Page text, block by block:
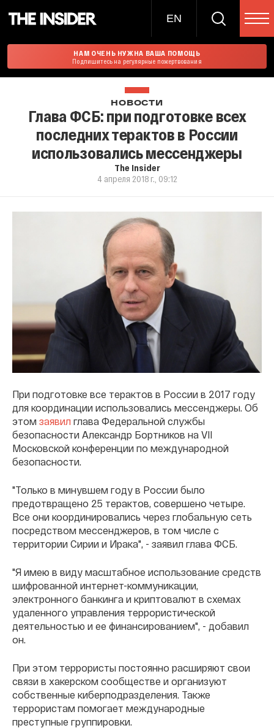
EN
НАМ ОЧЕНЬ НУЖНА ВАША ПОМОЩЬ
Подпишитесь на регулярные пожертвования
НОВОСТИ
Глава ФСБ: при подготовке всех
последних терактов в России
использовались мессенджеры
The Insider
4 апреля 2018 г., 09:12
При подготовке все терактов в России в 2017 году
для координации использовались мессенджеры. Об
этом заявил глава Федеральной службы
безопасности Александр Бортников на VII
Московской конференции по международной
безопасности.
"Только в минувшем году в России было
предотвращено 25 терактов, совершено четыре.
Все они координировались через глобальную сеть
посредством мессенджеров, в том числе с
территории Сирии и Ирака", - заявил глава ФСБ.
"Я имею в виду масштабное использование средств
шифрованной интернет-коммуникации,
электронного банкинга и криптовалют в схемах
удаленного управления террористической
деятельностью и ее финансированием", - добавил
он.
При этом террористы постоянно расширяют свои
связи в хакерском сообществе и организуют
собственные киберподразделения. Также
террористам помогает международные
преступные группировки.